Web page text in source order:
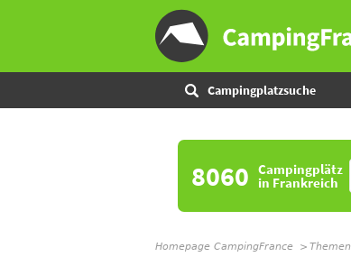
Campingplatzsuche
8060 Campingplätz
in Frankreich
Homepage CampingFrance Themen